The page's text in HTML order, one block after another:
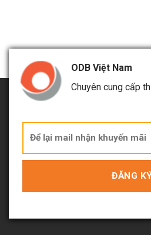
ODB Việt Nam
Chuyên cung cấp